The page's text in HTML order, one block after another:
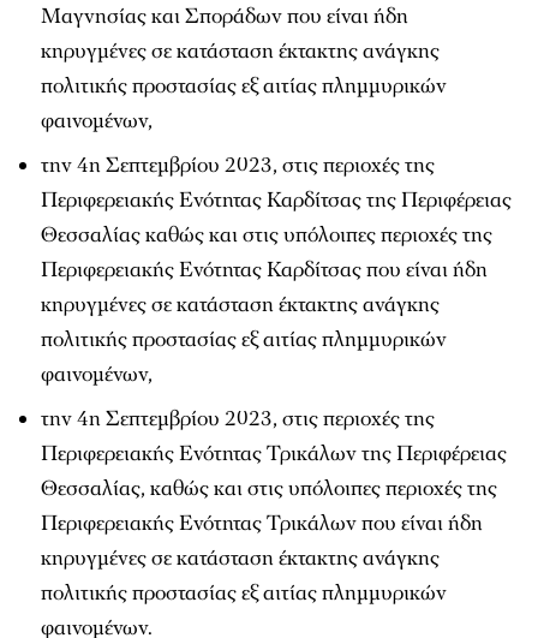
Μαγνησίας και Σποράδων που είναι ήδη
κηρυγμένες σε κατάσταση έκτακτης ανάγκης
πολιτικής προστασίας εξ αιτίας πλημμυρικών
φαινομένων,
την 4η Σεπτεμβρίου 2023, στις περιοχές της
Περιφερειακής Ενότητας Καρδίτσας της Περιφέρειας
Θεσσαλίας καθώς και στις υπόλοιπες περιοχές της
Περιφερειακής Ενότητας Καρδίτσας που είναι ήδη
κηρυγμένες σε κατάσταση έκτακτης ανάγκης
πολιτικής προστασίας εξ αιτίας πλημμυρικών
φαινομένων,
την 4η Σεπτεμβρίου 2023, στις περιοχές της
Περιφερειακής Ενότητας Τρικάλων της Περιφέρειας
Θεσσαλίας, καθώς και στις υπόλοιπες περιοχές της
Περιφερειακής Ενότητας Τρικάλων που είναι ήδη
κηρυγμένες σε κατάσταση έκτακτης ανάγκης
πολιτικής προστασίας εξ αιτίας πλημμυρικών
φαινομένων.